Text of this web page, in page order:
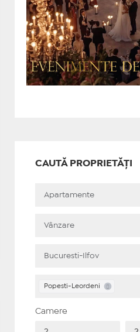
CAUTĂ PROPRIETĂȚI
Popesti-Leordeni
Camere